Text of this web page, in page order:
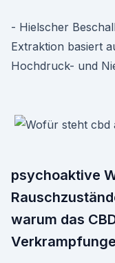
- Hielscher
Extraktion basiert
Hochdruck- und
psychoaktive
warum das